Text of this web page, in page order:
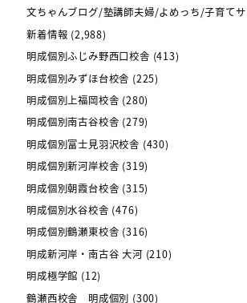
文ちゃんブログ/塾講師夫婦/よめっち/子育て
新着情報 (2,988)
明成個別ふじみ野西口校舎 (413)
明成個別みずほ台校舎 (225)
明成個別上福岡校舎 (280)
明成個別南古谷校舎 (279)
明成個別富士見羽沢校舎 (430)
明成個別新河岸校舎 (319)
明成個別朝霞台校舎 (315)
明成個別水谷校舎 (476)
明成個別鶴瀬東校舎 (316)
明成新河岸・南古谷 大河 (210)
明成極学館 (12)
鶴瀬西校舎 明成個別 (300)